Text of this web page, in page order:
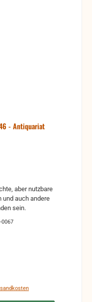
- Antiquariat
und auch andere
0067